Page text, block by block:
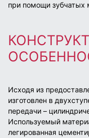
при помощи зубчатых
Исходя из
изготовлен в
передачи –
Используемый
легированная